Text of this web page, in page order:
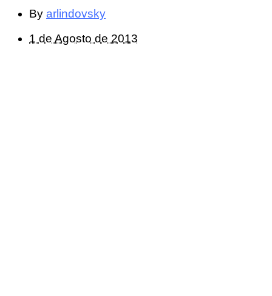
By arlindovsky
1 de Agosto de 2013